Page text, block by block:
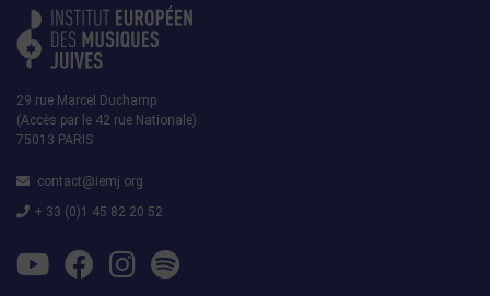
29 rue Marcel Duchamp
(Accès par le 42 rue Nationale)
75013 PARIS
contact@iemj.org
+ 33 (0)1 45 82 20 52